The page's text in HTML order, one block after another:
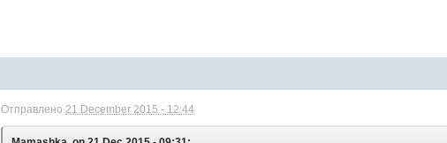
Отправлено21 December 2015 - 12:44